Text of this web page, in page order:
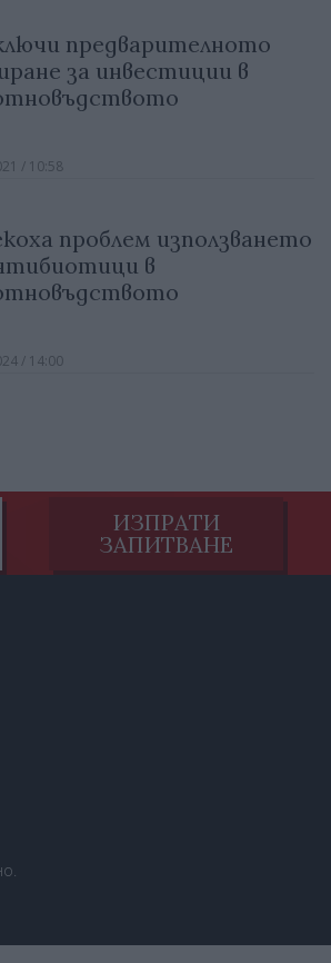
предварителното
за инвестиции в
/ 10:58
проблем използването
в
/ 14:00
ИЗПРАТИ
ЗАПИТВАНЕ